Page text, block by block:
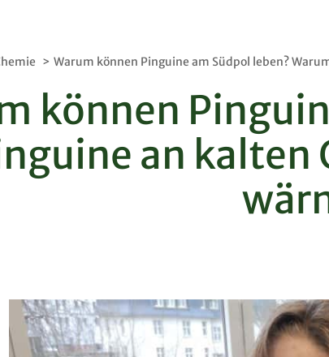
Kontakt
Termine
Warum können Pinguine am Südpol leben?
können
an kalten